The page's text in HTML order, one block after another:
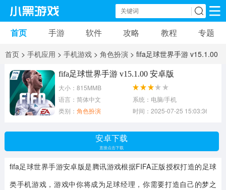
手机游戏 手机软件
安卓游戏 卡牌游戏
益智游戏 音乐游戏 传奇游戏
模拟游戏
策略游戏 文字游戏 角色扮演
首页 手游 软件 攻略 教程 专题
首页 > 手机应用 > 手机游戏 > 角色扮演 > fifa足球世界手游 v15.1.00
安卓版
fifa足球世界手游 v15.1.00 安卓版
大小：815MMB
语言：简体中文
系统：电脑/手机
类别： 角色扮演 时间：2025-07-25 15:03:36
安卓下载
直接点击下载
fifa足球世界手游安卓版是腾讯游戏根据FIFA正版授权打造的足球
类手机游戏，游戏中你将成为足球经理，你需要打造自己的梦之